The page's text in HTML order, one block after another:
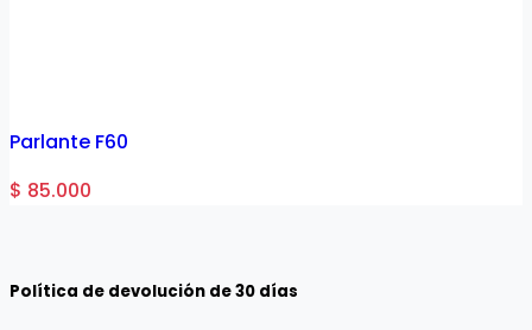
Parlante F60
$ 85.000
Política de devolución de 30 días